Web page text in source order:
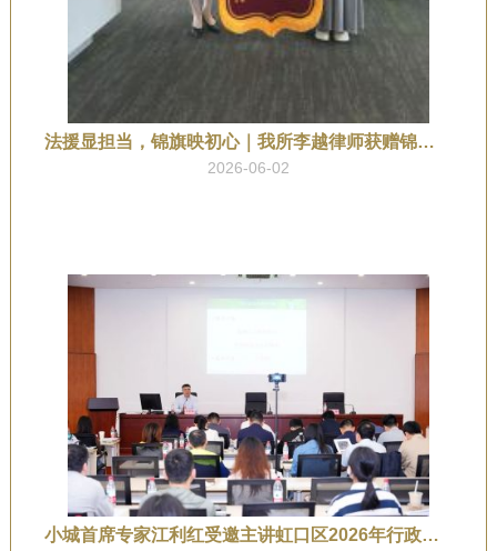
法援显担当，锦旗映初心｜我所李越律师获赠锦旗致谢
2026-06-02
小城首席专家江利红受邀主讲虹口区2026年行政执法类公共法律知识培训